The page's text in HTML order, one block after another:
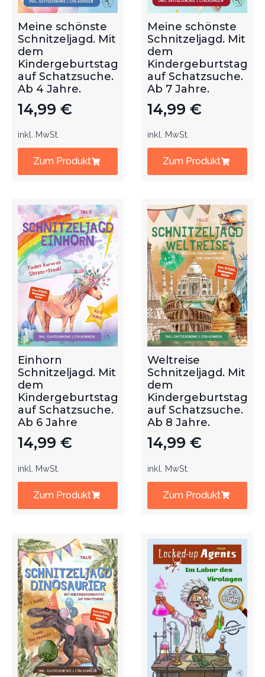
Meine schönste
Schnitzeljagd. Mit
dem
Kindergeburtstag
auf Schatzsuche.
Ab 4 Jahre.
14,99 €
inkl. MwSt.
Zum Produkt
Meine schönste
Schnitzeljagd. Mit
dem
Kindergeburtstag
auf Schatzsuche.
Ab 7 Jahre.
14,99 €
inkl. MwSt.
Zum Produkt
Einhorn
Schnitzeljagd. Mit
dem
Kindergeburtstag
auf Schatzsuche.
Ab 6 Jahre
14,99 €
inkl. MwSt.
Zum Produkt
Weltreise
Schnitzeljagd. Mit
dem
Kindergeburtstag
auf Schatzsuche.
Ab 8 Jahre.
14,99 €
inkl. MwSt.
Zum Produkt